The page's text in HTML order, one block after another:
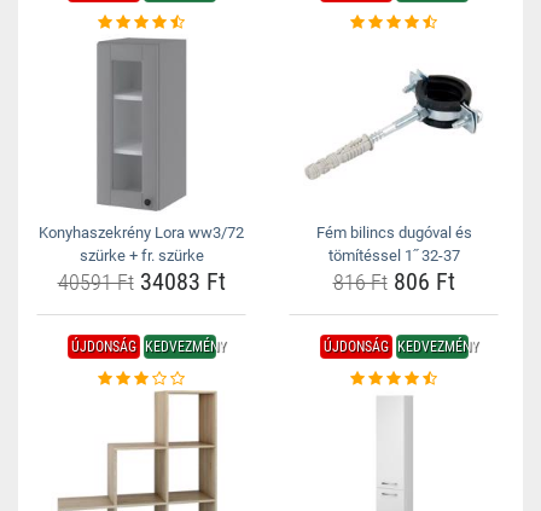
Konyhaszekrény Lora ww3/72
szürke + fr. szürke
40591 Ft34083 Ft
Fém bilincs dugóval és
tömítéssel 1˝ 32-37
816 Ft806 Ft
ÚJDONSÁG KEDVEZMÉNY ÚJDONSÁG KEDVEZMÉNY